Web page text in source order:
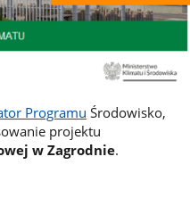
Programu Środowisko,
projektu
w Zagrodnie.